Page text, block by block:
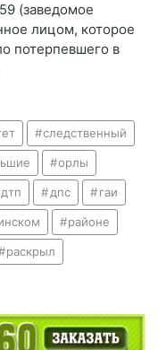
(заведомое
лицом, которое
потерпевшего в
следственный
орлы
дтп дпс гаи
районе
раскрыл